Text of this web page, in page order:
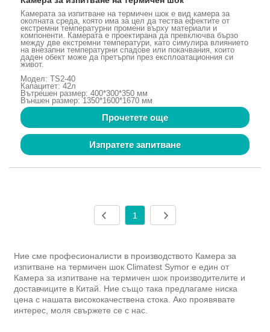
Камерата за изпитване на термичен шок е вид камера за
околната среда, която има за цел да тества ефектите от
екстремни температурни промени върху материали и
компоненти. Камерата е проектирана да превключва бързо
между две екстремни температури, като симулира влиянието
на внезапни температурни спадове или покачвания, които
даден обект може да претърпи през експлоатационния си
живот.
Модел: TS2-40
Капацитет: 42л
Вътрешен размер: 400*300*350 мм
Външен размер: 1350*1600*1670 мм
Прочетете още
Изпратете запитване
1
Ние сме професионалисти в производството Камера за
изпитване на термичен шок Climatest Symor е един от
Камера за изпитване на термичен шок производителите и
доставчиците в Китай. Ние също така предлагаме ниска
цена с нашата висококачествена стока. Ако проявявате
интерес, моля свържете се с нас.